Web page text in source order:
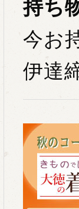
持ち
今お
伊達